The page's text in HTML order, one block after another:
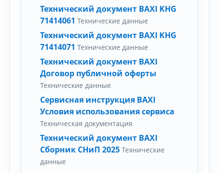
Технический документ BAXI KHG
71414061 Технические данные
Технический документ BAXI KHG
71414071 Технические данные
Технический документ BAXI
Договор публичной оферты
Технические данные
Сервисная инструкция BAXI
Условия использования сервиса
Техническая документация
Технический документ BAXI
Сборник СНиП 2025 Технические
данные